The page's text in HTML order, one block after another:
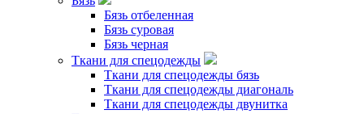
Бязь отбеленная
Бязь суровая
Бязь черная
Ткани для спецодежды
Ткани для спецодежды бязь
Ткани для спецодежды диагональ
Ткани для спецодежды двунитка